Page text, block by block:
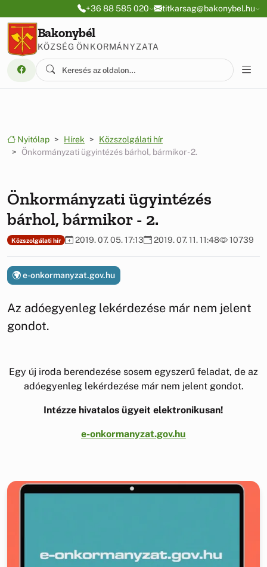
Ugrás a menüre
Ugrás a tartalomra+36 88 585 020 titkarsag@bakonybel.hu
Bakonybél
KÖZSÉG ÖNKORMÁNYZATA
Nyitólap Hírek
Közszolgálati hír
Önkormányzati ügyintézés bárhol, bármikor - 2.
Önkormányzati ügyintézés
bárhol, bármikor - 2.
Közszolgálati hír 2019. 07. 05. 17:13 2019. 07. 11. 11:48 10739
e-onkormanyzat.gov.hu
Az adóegyenleg lekérdezése már nem jelent
gondot.
Egy új iroda berendezése sosem egyszerű feladat, de az
adóegyenleg lekérdezése már nem jelent gondot.
Intézze hivatalos ügyeit elektronikusan!
e-onkormanyzat.gov.hu